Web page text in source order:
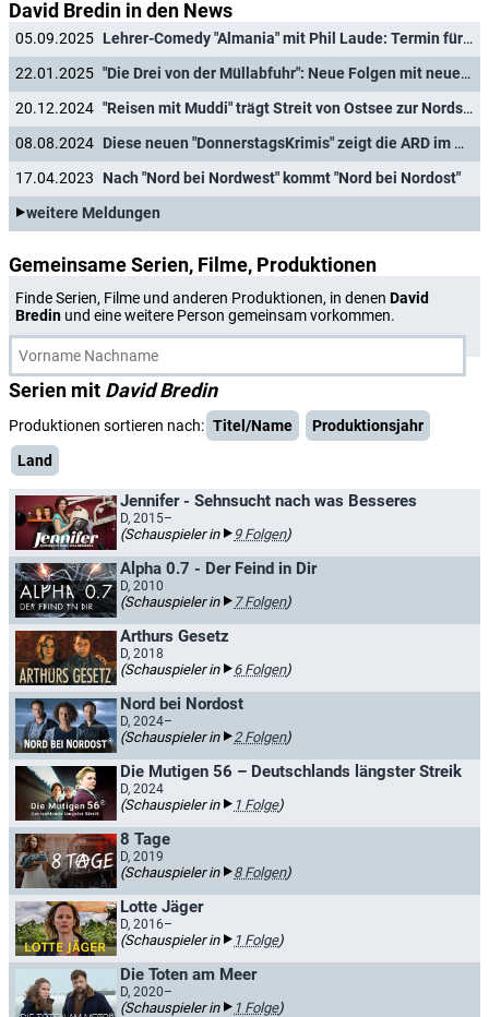
David Bredin in den News
05.09.2025
Lehrer-Comedy "Almania" mit Phil Laude: Termin für dritte Staffel verkündet
22.01.2025
"Die Drei von der Müllabfuhr": Neue Folgen mit neuer Besetzung in Sicht
20.12.2024
"Reisen mit Muddi" trägt Streit von Ostsee zur Nordsee
08.08.2024
Diese neuen "DonnerstagsKrimis" zeigt die ARD im Herbst
17.04.2023
Nach "Nord bei Nordwest" kommt "Nord bei Nordost"
weitere Meldungen
Gemeinsame Serien, Filme, Produktionen
Finde Serien, Filme und anderen Produktionen, in denen David
Bredin und eine weitere Person gemeinsam vorkommen.
Serien mit David Bredin
Produktionen sortieren nach: Titel/Name
Produktionsjahr
Land
Jennifer - Sehnsucht nach was Besseres
D, 2015–
(Schauspieler in 9 Folgen)
Alpha 0.7 - Der Feind in Dir
D, 2010
(Schauspieler in 7 Folgen)
Arthurs Gesetz
D, 2018
(Schauspieler in 6 Folgen)
Nord bei Nordost
D, 2024–
(Schauspieler in 2 Folgen)
Die Mutigen 56 – Deutschlands längster Streik
D, 2024
(Schauspieler in 1 Folge)
8 Tage
D, 2019
(Schauspieler in 8 Folgen)
Lotte Jäger
D, 2016–
(Schauspieler in 1 Folge)
Die Toten am Meer
D, 2020–
(Schauspieler in 1 Folge)